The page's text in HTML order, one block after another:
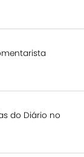
do Diário no